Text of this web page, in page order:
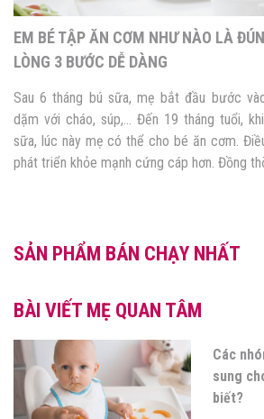
EM BÉ TẬP ĂN CƠM NHƯ NÀO LÀ
LÒNG 3 BƯỚC DỄ DÀNG
Sau 6 tháng bú sữa, mẹ bắt đầu bước
dặm với cháo, súp,… Đến 19 tháng tuổi,
sữa, lúc này mẹ có thể cho bé ăn cơm.
phát triển khỏe mạnh cứng cáp hơn. Đồng
SẢN PHẨM BÁN CHẠY NHẤT
BÀI VIẾT MẸ QUAN TÂM
Các
sung
biết?